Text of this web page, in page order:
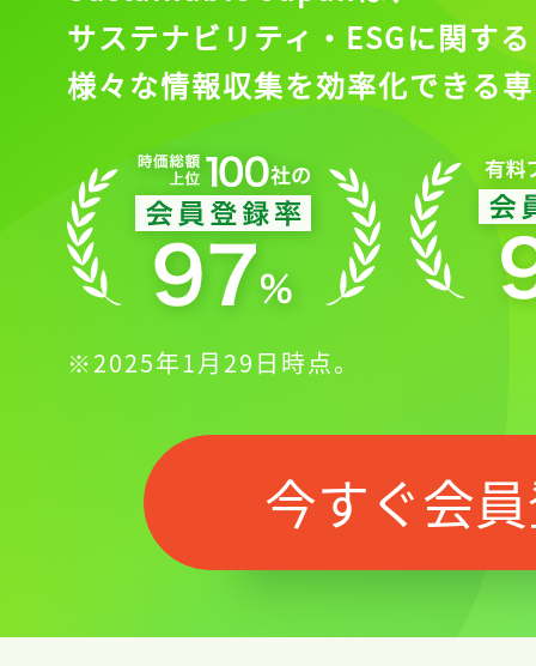
サステナビリティ・ESGに関する
様々な情報収集を効率化できる
※2025年1月29日時点。
今すぐ会